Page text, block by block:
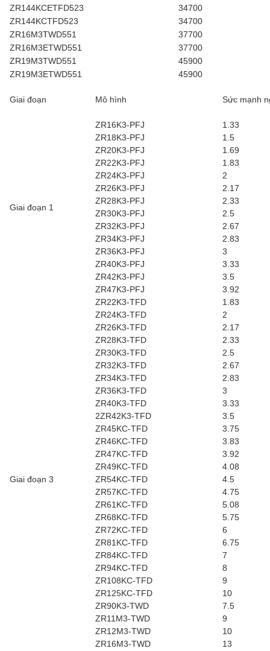
ZR144KCETFD523
34700
ZR144KCTFD523
34700
ZR16M3TWD551
37700
ZR16M3ETWD551
37700
ZR19M3TWD551
45900
ZR19M3ETWD551
45900
Giai đoạn Mô hình Sức mạnh
Giai đoạn 1
ZR16K3-PFJ
1.33
ZR18K3-PFJ
1.5
ZR20K3-PFJ
1.69
ZR22K3-PFJ
1.83
ZR24K3-PFJ
2
ZR26K3-PFJ
2.17
ZR28K3-PFJ
2.33
ZR30K3-PFJ
2.5
ZR32K3-PFJ
2.67
ZR34K3-PFJ
2.83
ZR36K3-PFJ
3
ZR40K3-PFJ
3.33
ZR42K3-PFJ
3.5
ZR47K3-PFJ
3.92
Giai đoạn 3
ZR22K3-TFD
1.83
ZR24K3-TFD
2
ZR26K3-TFD
2.17
ZR28K3-TFD
2.33
ZR30K3-TFD
2.5
ZR32K3-TFD
2.67
ZR34K3-TFD
2.83
ZR36K3-TFD
3
ZR40K3-TFD
3.33
2ZR42K3-TFD
3.5
ZR45KC-TFD
3.75
ZR46KC-TFD
3.83
ZR47KC-TFD
3.92
ZR49KC-TFD
4.08
ZR54KC-TFD
4.5
ZR57KC-TFD
4.75
ZR61KC-TFD
5.08
ZR68KC-TFD
5.75
ZR72KC-TFD
6
ZR81KC-TFD
6.75
ZR84KC-TFD
7
ZR94KC-TFD
8
ZR108KC-TFD
9
ZR125KC-TFD
10
ZR90K3-TWD
7.5
ZR11M3-TWD
9
ZR12M3-TWD
10
ZR16M3-TWD
13